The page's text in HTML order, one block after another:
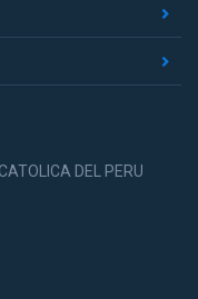
DEL PERU